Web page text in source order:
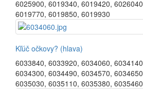
6025900, 6019340, 6019420, 6026040
6019770, 6019850, 6019930
Kľúč očkovy? (hlava)
6033840, 6033920, 6034060, 6034140
6034300, 6034490, 6034570, 6034650
6035030, 6035110, 6035380, 6035460